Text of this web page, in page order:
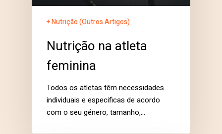
+ Nutrição (Outros Artigos)
Nutrição na atleta
feminina
Todos os atletas têm necessidades
individuais e especificas de acordo
com o seu género, tamanho,…